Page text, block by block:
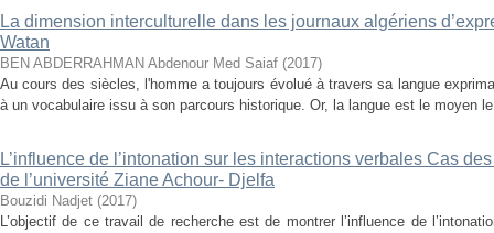
La dimension interculturelle dans les journaux algériens
Watan
BEN ABDERRAHMAN Abdenour Med Saiaf (2017)
Au cours des siècles, l'homme a toujours évolué à travers sa langue
à un vocabulaire issu à son parcours historique. Or, la langue est le moyen
L’influence de l’intonation sur les interactions verbales Cas
de l’université Ziane Achour- Djelfa
Bouzidi Nadjet (2017)
L’objectif de ce travail de recherche est de montrer l’influence de